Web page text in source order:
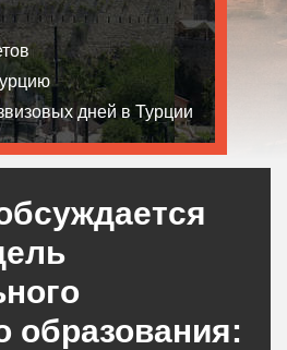
дней в Турции
образования: